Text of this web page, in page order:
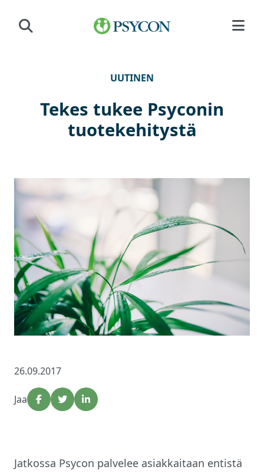
UUTINEN
Tekes tukee Psyconin
tuotekehitystä
26.09.2017
Jaa
Jatkossa Psycon palvelee asiakkaitaan entistä